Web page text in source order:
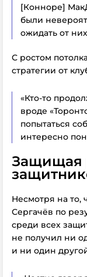
[Конноре]
были
ожидать от
С ростом
стратегии от
«Кто-то
вроде
попытаться
интересно
Защищая
Несмотря на то,
Сергачёв по
среди всех
не получил ни
и ни один